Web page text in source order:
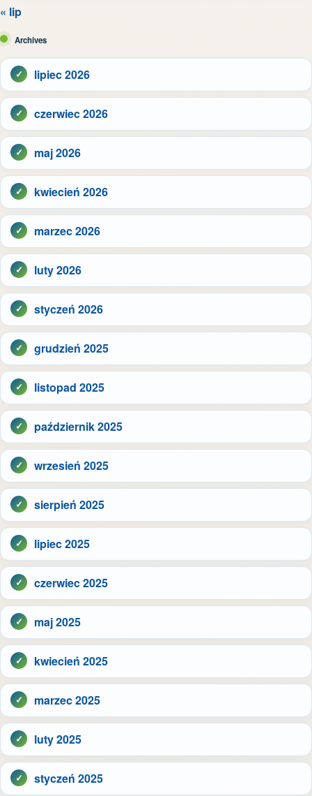
« lip
Archives
lipiec 2026
czerwiec 2026
maj 2026
kwiecień 2026
marzec 2026
luty 2026
styczeń 2026
grudzień 2025
listopad 2025
październik 2025
wrzesień 2025
sierpień 2025
lipiec 2025
czerwiec 2025
maj 2025
kwiecień 2025
marzec 2025
luty 2025
styczeń 2025